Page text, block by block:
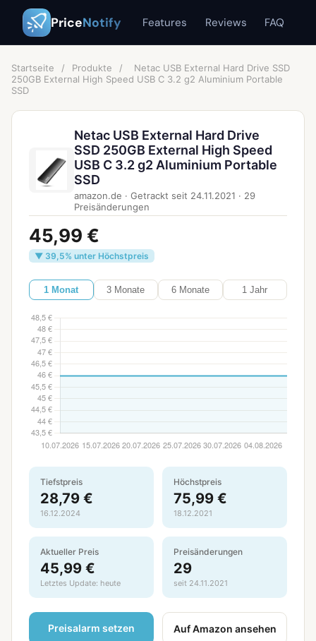
PriceNotify Features Reviews FAQ
Startseite / Produkte /
Netac USB External Hard Drive SSD
250GB External High Speed USB C 3.2 g2 Aluminium Portable
SSD
Netac USB External Hard Drive
SSD 250GB External High Speed
USB C 3.2 g2 Aluminium Portable
SSD
amazon.de · Getrackt seit 24.11.2021 · 29
Preisänderungen
45,99 €
▼ 39,5% unter Höchstpreis
1 Monat 3 Monate 6 Monate 1 Jahr
Tiefstpreis
28,79 €
16.12.2024
Höchstpreis
75,99 €
18.12.2021
Aktueller Preis
45,99 €
Letztes Update: heute
Preisänderungen
29
seit 24.11.2021
Preisalarm setzen Auf Amazon ansehen